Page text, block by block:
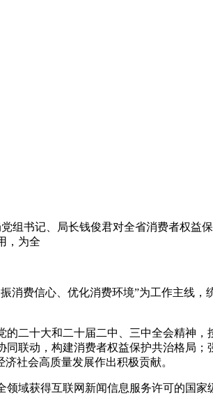
书记、局长钱俊君对全省消费者权益
，为全
费信心、优化消费环境”为工作主线，
十大和二十届二中、三中全会精神，
联动，构建消费者权益保护共治格局
社会高质量发展作出积极贡献。
获得互联网新闻信息服务许可的国家